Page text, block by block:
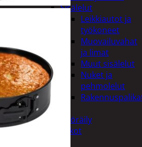
Sisälelut
Leikkiautot ja
työkoneet
Muovailuvahat
ja limat
Muut sisälelut
Nuket ja
pehmolelut
Pelit
Polkupyöräily
Lukot